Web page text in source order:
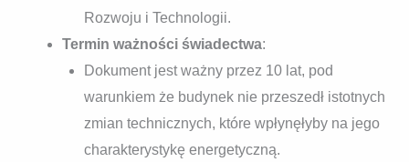
Rozwoju i Technologii.
Termin ważności świadectwa:
Dokument jest ważny przez 10 lat, pod
warunkiem że budynek nie przeszedł istotnych
zmian technicznych, które wpłynęłyby na jego
charakterystykę energetyczną.